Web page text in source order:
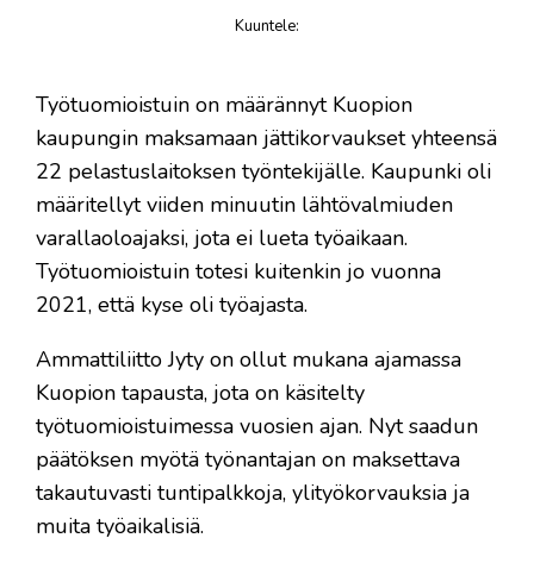
Kuuntele:
Työtuomioistuin on määrännyt Kuopion
kaupungin maksamaan jättikorvaukset yhteensä
22 pelastuslaitoksen työntekijälle. Kaupunki oli
määritellyt viiden minuutin lähtövalmiuden
varallaoloajaksi, jota ei lueta työaikaan.
Työtuomioistuin totesi kuitenkin jo vuonna
2021, että kyse oli työajasta.
Ammattiliitto Jyty on ollut mukana ajamassa
Kuopion tapausta, jota on käsitelty
työtuomioistuimessa vuosien ajan. Nyt saadun
päätöksen myötä työnantajan on maksettava
takautuvasti tuntipalkkoja, ylityökorvauksia ja
muita työaikalisiä.